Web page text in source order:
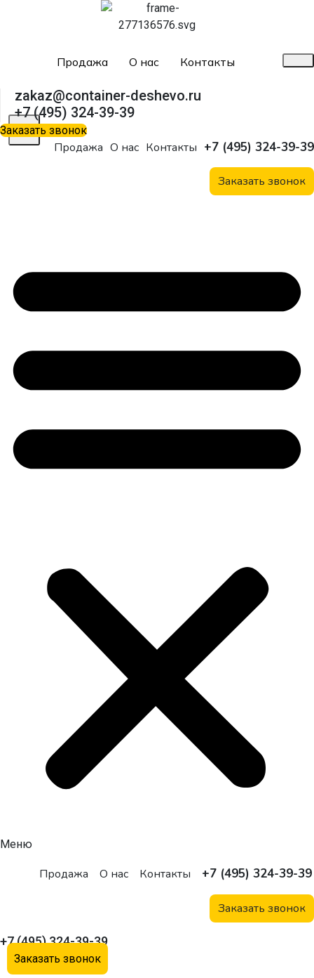
Продажа О нас Контакты
X
zakaz@container-deshevo.ru
+7 (495) 324-39-39
Заказать звонок
Продажа О нас Контакты +7 (495) 324-39-39
Заказать звонок
Меню
Продажа О нас Контакты +7 (495) 324-39-39
Заказать звонок
+7 (495) 324-39-39
Заказать звонок